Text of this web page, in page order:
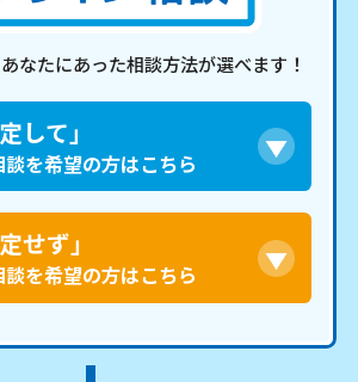
なたにあった相談方法が選べます！
して」
を希望の方はこちら
せず」
を希望の方はこちら